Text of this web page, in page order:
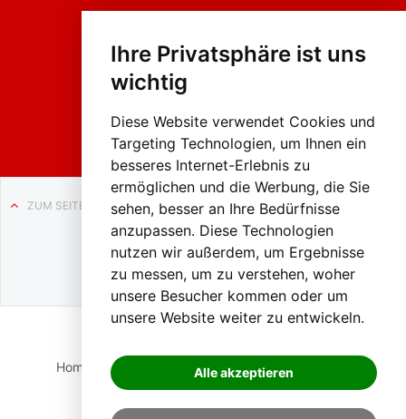
Ihre Privatsphäre ist uns
wichtig
Diese Website verwendet Cookies und
Targeting Technologien, um Ihnen ein
besseres Internet-Erlebnis zu
ermöglichen und die Werbung, die Sie
sehen, besser an Ihre Bedürfnisse
anzupassen. Diese Technologien
nutzen wir außerdem, um Ergebnisse
zu messen, um zu verstehen, woher
unsere Besucher kommen oder um
unsere Website weiter zu entwickeln.
Alle akzeptieren
sumzug
Liezen
ZUM SEITENANFANG
Auf BLO24.at werben?
+43 (0)664 2226600
Home Suche Login Impressum
Datenschutz